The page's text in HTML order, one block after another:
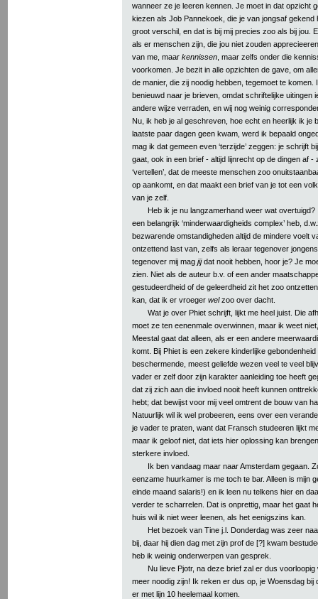
wanneer ze je leeren kennen. Je moet in dat opzicht
kiezen als Job Pannekoek, die je van jongsaf gekend
groot verschil, en dat is bij mij precies zoo als bij jou.
als er menschen zijn, die jou niet zouden
van me, maar kennissen , maar zelfs onder die
voorkomen. Je bezit in alle opzichten de gave, om
de manier, die zij noodig hebben, tegemoet te komen.
benieuwd naar je brieven, omdat schriftelijke uitingen
andere wijze verraden, en wij nog weinig
Nu, ik heb je al geschreven, hoe echt en heerlijk ik je
laatste paar dagen geen kwam, werd ik bepaald
mag ik dat gemeen even ‘terzijde’ zeggen: je schrijft
gaat, ook in een brief - altijd lijnrecht op de dingen af -
‘vertellen’, dat de meeste menschen zoo
op aankomt, en dat maakt een brief van je tot een
van je zelf.
Heb ik je nu langzamerhand weer wat
een belangrijk ‘minderwaardigheids complex’ heb,
bezwarende omstandigheden altijd de mindere voelt
ontzettend last van, zelfs als leraar tegenover
tegenover mij mag jijdat nooit hebben, hoor je? Je
zien. Niet als de auteur b.v. of een ander
gestudeerdheid of de geleerdheid zit het zoo
kan, dat ik er vroeger welzoo over dacht.
Wat je over Phiet schrijft, lijkt me heel juist. Die
moet ze ten eenenmale overwinnen, maar ik weet
Meestal gaat dat alleen, als er een andere
komt. Bij Phiet is een zekere kinderlijke
beschermende, meest geliefde wezen veel te veel
vader er zelf door zijn karakter aanleiding toe heeft
dat zij zich aan die invloed nooit heeft kunnen
hebt; dat bewijst voor mij veel omtrent de bouw van
Natuurlijk wil ik wel probeeren, eens over een
je vader te praten, want dat Fransch studeeren lijkt
maar ik geloof niet, dat iets hier oplossing kan
sterkere invloed.
Ik ben vandaag maar naar Amsterdam gegaan.
eenzame huurkamer is me toch te bar. Alleen is mijn
einde maand salaris!) en ik leen nu telkens hier en
verder te scharrelen. Dat is onprettig, maar het gaat
huis wil ik niet weer leenen, als het eenigszins kan.
Het bezoek van Tine j.l. Donderdag was zeer
bij, daar hij dien dag met zijn prof de [?] kwam
heb ik weinig onderwerpen van gesprek.
Nu lieve Pjotr, na deze brief zal er dus
meer noodig zijn! Ik reken er dus op, je Woensdag bij
er met lijn 10 heelemaal komen.